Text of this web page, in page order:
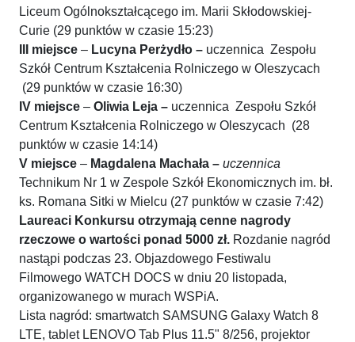
Liceum Ogólnokształcącego im. Marii Skłodowskiej-
Curie (29 punktów w czasie 15:23)
III miejsce – Lucyna Perżydło – uczennica Zespołu
Szkół Centrum Kształcenia Rolniczego w Oleszycach
(29 punktów w czasie 16:30)
IV miejsce – Oliwia Leja – uczennica Zespołu Szkół
Centrum Kształcenia Rolniczego w Oleszycach (28
punktów w czasie 14:14)
V miejsce – Magdalena Machała – uczennica
Technikum Nr 1 w Zespole Szkół Ekonomicznych im. bł.
ks. Romana Sitki w Mielcu (27 punktów w czasie 7:42)
Laureaci Konkursu otrzymają cenne nagrody
rzeczowe o wartości ponad 5000 zł. Rozdanie nagród
nastąpi podczas 23. Objazdowego Festiwalu
Filmowego WATCH DOCS w dniu 20 listopada,
organizowanego w murach WSPiA.
Lista nagród: smartwatch SAMSUNG Galaxy Watch 8
LTE, tablet LENOVO Tab Plus 11.5" 8/256, projektor